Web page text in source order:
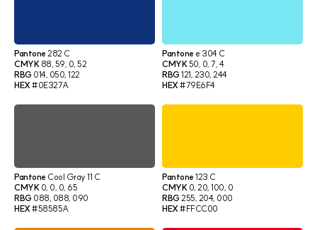
Pantone 282 C
CMYK88, 59, 0, 52
RBG 014, 050, 122
HEX#0E327A
Pantone e 304 C
CMYK50, 0, 7, 4
RBG 121, 230, 244
HEX#79E6F4
Pantone Cool Gray 11 C
CMYK0, 0, 0, 65
RBG 088, 088, 090
HEX#58585A
Pantone 123 C
CMYK0, 20, 100, 0
RBG 255, 204, 000
HEX#FFCC00